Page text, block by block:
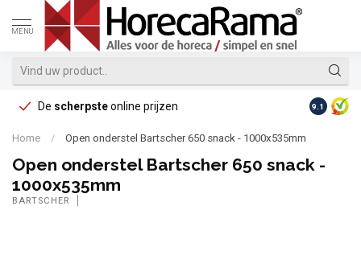
MENU
De scherpsteonline prijzen Op
9.1
Home / Open onderstel Bartscher 650 snack - 1000x535mm
Open onderstel Bartscher 650 snack -
1000x535mm
BARTSCHER